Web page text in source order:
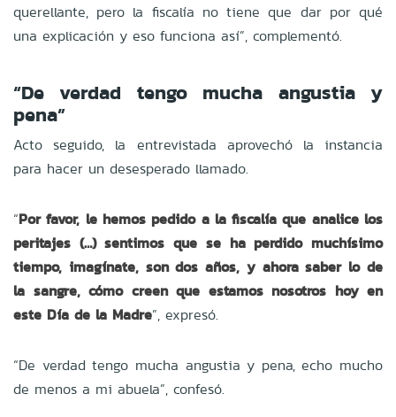
querellante, pero la fiscalía no tiene que dar por qué
una explicación y eso funciona así”, complementó.
“De verdad tengo mucha angustia y
pena”
Acto seguido, la entrevistada aprovechó la instancia
para hacer un desesperado llamado.
“Por favor, le hemos pedido a la fiscalía que analice los
peritajes (…) sentimos que se ha perdido muchísimo
tiempo, imagínate, son dos años, y ahora saber lo de
la sangre, cómo creen que estamos nosotros hoy en
este Día de la Madre”, expresó.
“De verdad tengo mucha angustia y pena, echo mucho
de menos a mi abuela”, confesó.